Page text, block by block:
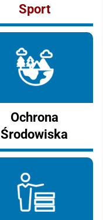
Sport
Ochrona
Środowiska